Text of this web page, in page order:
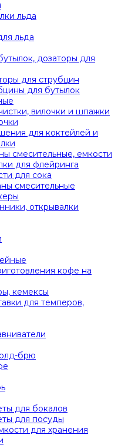
льда
льда
дозаторы для
для струбцин
для бутылок
вилочки и шпажки
для коктейлей и
смесительные, емкости
для флейринга
для сока
смесительные
открывалки
кофе на
кемексы
для темперов,
брю
для бокалов
для посуды
для хранения